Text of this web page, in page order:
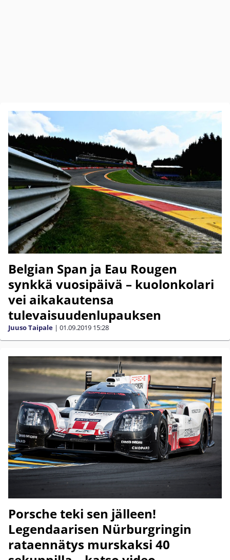
Belgian Span ja Eau Rougen
synkkä vuosipäivä – kuolonkolari
vei aikakautensa
tulevaisuudenlupauksen
Juuso Taipale | 01.09.2019 15:28
Porsche teki sen jälleen!
Legendaarisen Nürburgringin
rataennätys murskaksi 40